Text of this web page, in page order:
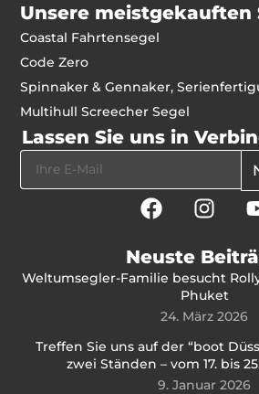
Unsere meistgekauften
Coastal Fahrtensegel
Code Zero
Spinnaker & Gennaker,
Multihull Screecher Segel
Lassen Sie uns in
Neuste
Weltumsegler-Familie besucht
Phuket
24. März 2026
Treffen Sie uns auf der “boot
zwei Ständen – vom 17. bis
9. Januar 2026